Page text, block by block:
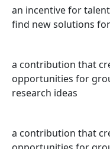
an incentive for
find new solutions
a contribution that
opportunities for
research ideas
a contribution that